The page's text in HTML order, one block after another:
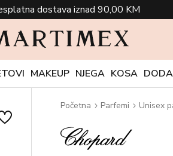
dostava iznad 90,00 KM
MAKEUP NJEGA KOSA
Početna Parfemi Unisex